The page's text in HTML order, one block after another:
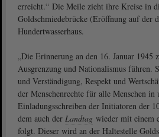
erreicht.“ Die Meile zieht ihre Kreise in
Goldschmiedebrücke (Eröffnung auf der
Hundertwasserhaus.
„Die Erinnerung an den 16. Januar 1945
Ausgrenzung und Nationalismus führen.
und Verständigung, Respekt und
der Menschenrechte für alle Menschen in
Einladungsschreiben der Initiatoren der
dem auch der Landtag wieder mit einem
folgt. Dieser wird an der Haltestelle